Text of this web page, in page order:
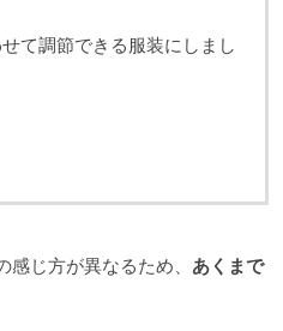
て調節できる服装にしまし
じ方が異なるため、 あくまで